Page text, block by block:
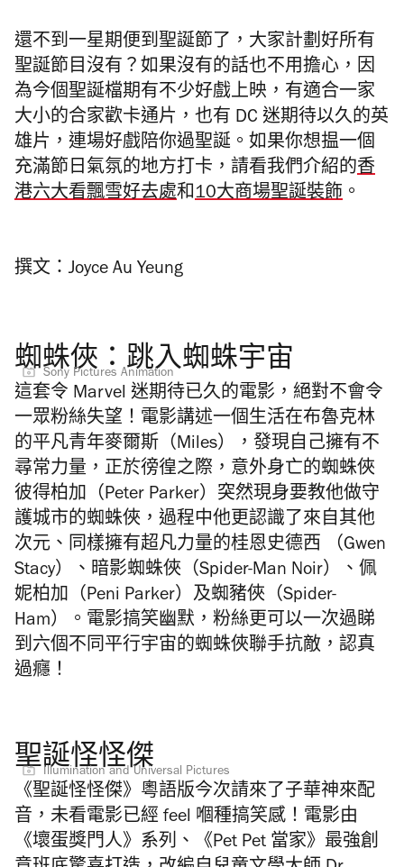
還不到一星期便到聖誕節了，大家計劃好所有
聖誕節目沒有？如果沒有的話也不用擔心，因
為今個聖誕檔期有不少好戲上映，有適合一家
大小的合家歡卡通片，也有 DC 迷期待以久的英
雄片，連場好戲陪你過聖誕。如果你想揾一個
充滿節日氣氛的地方打卡，請看我們介紹的香
港六大看飄雪好去處和10大商場聖誕裝飾 。
撰文：Joyce Au Yeung
蜘蛛俠：跳入蜘蛛宇宙
Sony Pictures Animation
這套令 Marvel 迷期待已久的電影，絕對不會令
一眾粉絲失望！電影講述一個生活在布魯克林
的平凡青年麥爾斯（Miles）
，發現自己擁有不
尋常力量，正於徬徨之際，意外身亡的蜘蛛俠
彼得柏加（Peter Parker）突然現身要教他做守
護城市的蜘蛛俠，過程中他更認識了來自其他
次元、同樣擁有超凡力量的桂恩史德西
（Gwen
Stacy）
、暗影蜘蛛俠（Spider-Man Noir）、佩
妮柏加（Peni Parker）及蜘豬俠（Spider-
Ham）。 電影搞笑幽默，粉絲更可以一次過睇
到六個不同平行宇宙的蜘蛛俠聯手抗敵，認真
過癮！
聖誕怪怪傑
Illumination and Universal Pictures
《聖誕怪怪傑》粵語版今次請來了子華神來配
音，未看電影已經 feel 嗰種搞笑感！電影由
《壞蛋獎門人》系列、《Pet Pet 當家》最強創